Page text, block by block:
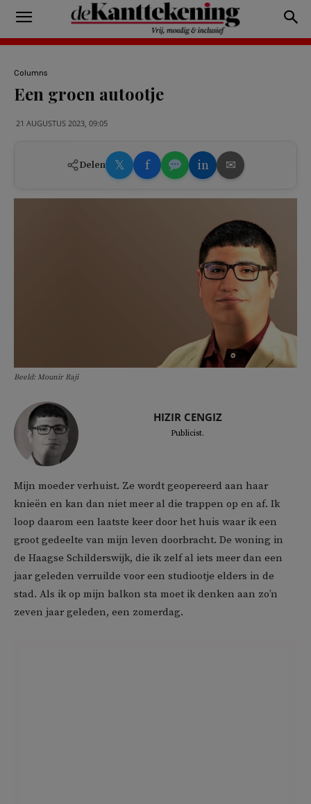
Columns
Een groen autootje
21 AUGUSTUS 2023, 09:05
Delen 𝕏 f in ✉
Beeld: Mounir Raji
HIZIR CENGIZ
Publicist.
Mijn moeder verhuist. Ze wordt geopereerd aan haar
knieën en kan dan niet meer al die trappen op en af. Ik
loop daarom een laatste keer door het huis waar ik een
groot gedeelte van mijn leven doorbracht. De woning in
de Haagse Schilderswijk, die ik zelf al iets meer dan een
jaar geleden verruilde voor een studiootje elders in de
stad. Als ik op mijn balkon sta moet ik denken aan zo’n
zeven jaar geleden, een zomerdag.